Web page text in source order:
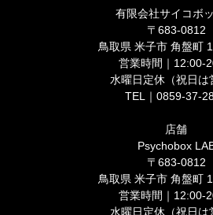
有限会社サイコボ
〒683-0812
鳥取県 米子市 角盤町
営業時間｜12:00-
水曜日定休（祝日は
TEL｜0859-37-
店舗
Psychobox
〒683-0812
鳥取県 米子市 角盤町
営業時間｜12:00-
水曜日定休（祝日は